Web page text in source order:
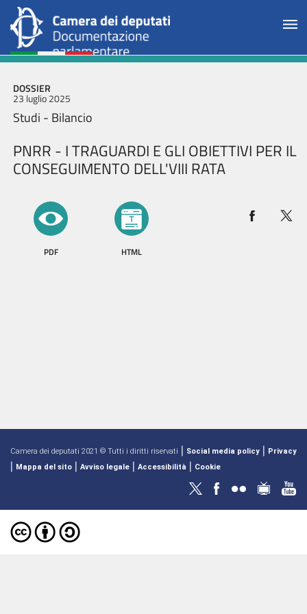
DOSSIER
23 luglio 2025
Studi - Bilancio
PNRR - I TRAGUARDI E GLI OBIETTIVI PER IL
CONSEGUIMENTO DELL'VIII RATA
PDF HTML
Camera dei deputati 2021 © Tutti i diritti riservati | Social media policy | Privacy
| Mappa del sito | Avviso legale | Accessibilità | Cookie